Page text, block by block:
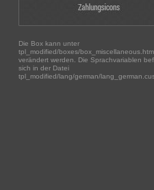
Die Box kann unter
tpl_modified/boxes/
verändert werden. Die Sprachvariablen
sich in der Datei
tpl_modified/lang/german/